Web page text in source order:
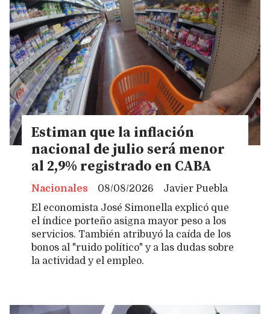
Estiman que la inflación
nacional de julio será menor
al 2,9% registrado en CABA
Javier Puebla
Nacionales
08/08/2026
El economista José Simonella explicó que
el índice porteño asigna mayor peso a los
servicios. También atribuyó la caída de los
bonos al "ruido político" y a las dudas sobre
la actividad y el empleo.